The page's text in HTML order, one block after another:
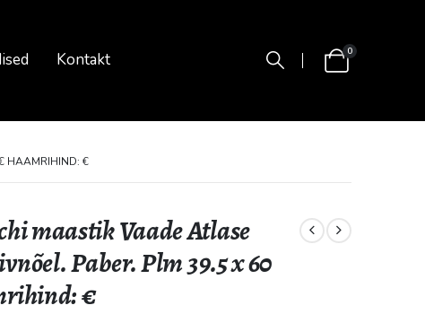
Kontakt 0
HAAMRIHIND: €
maastik Vaade Atlase
Paber. Plm 39.5 x 60
€